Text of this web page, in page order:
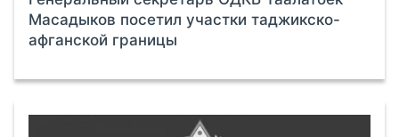
Масадыков посетил участки таджикско-
афганской границы